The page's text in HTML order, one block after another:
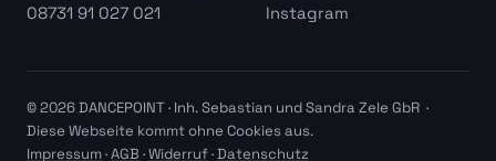
08731 91 027 021
Instagram
© 2026 DANCEPOINT · Inh. Sebastian und Sandra Zele GbR ·
Diese Webseite kommt ohne Cookies aus.
Impressum·AGB ·Widerruf·Datenschutz